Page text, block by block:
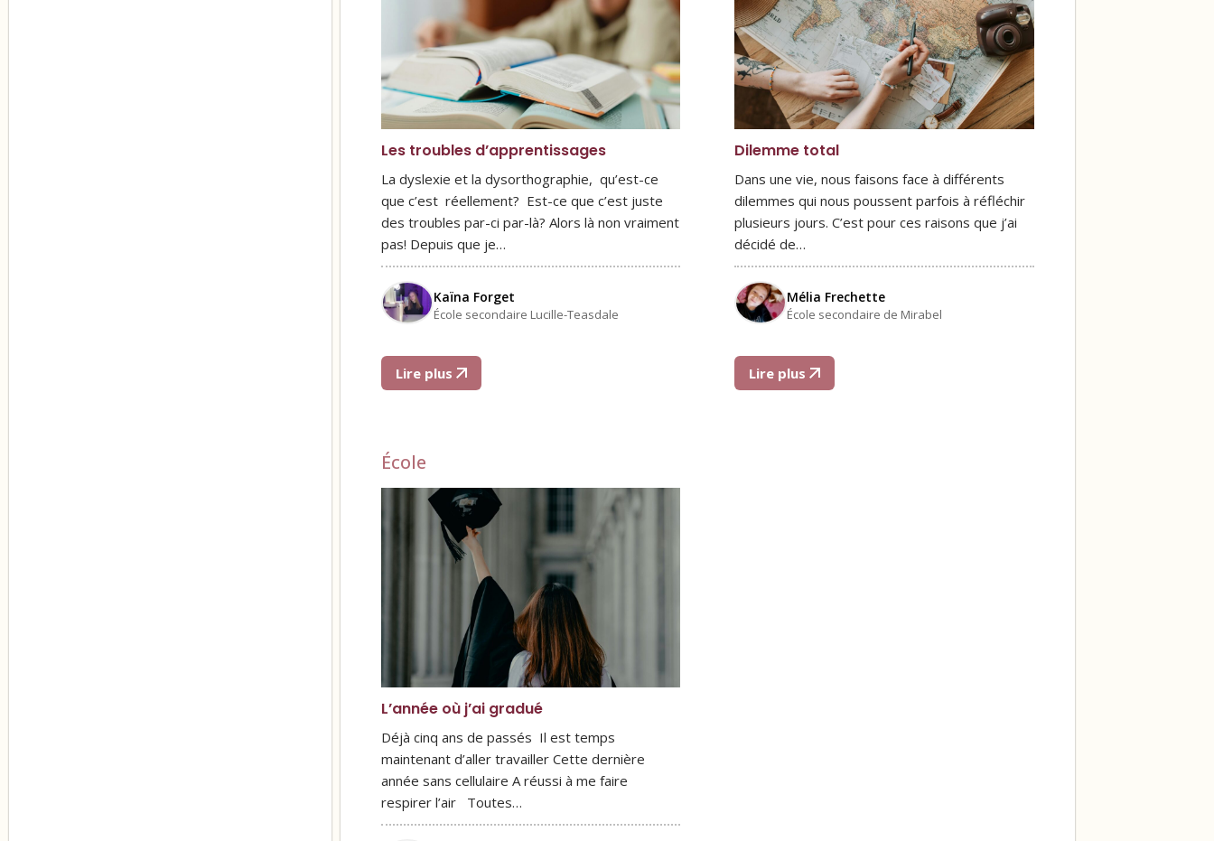
Les troubles d’apprentissages
La dyslexie et la dysorthographie, qu’est-ce
que c’est réellement? Est-ce que c’est juste
des troubles par-ci par-là? Alors là non vraiment
pas! Depuis que je…
Kaïna Forget
École secondaire Lucille-Teasdale
Lire plus
Dilemme total
Dans une vie, nous faisons face à différents
dilemmes qui nous poussent parfois à réfléchir
plusieurs jours. C’est pour ces raisons que j’ai
décidé de…
Mélia Frechette
École secondaire de Mirabel
Lire plus
École
L’année où j’ai gradué
Déjà cinq ans de passés Il est temps
maintenant d’aller travailler Cette dernière
année sans cellulaire A réussi à me faire
respirer l’air Toutes…